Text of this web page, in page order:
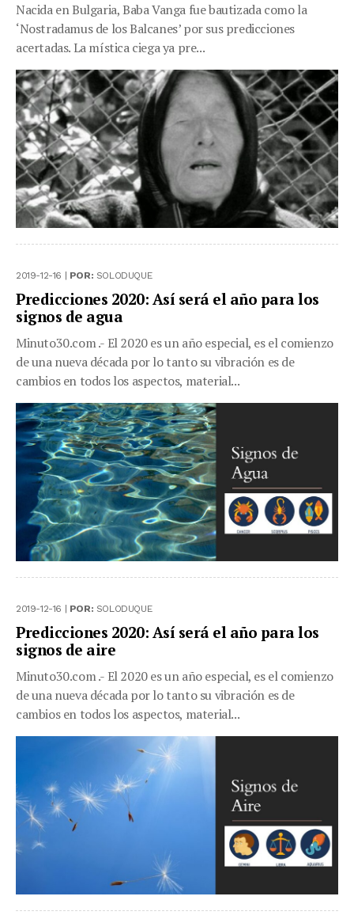
Nacida en Bulgaria, Baba Vanga fue bautizada como la
‘Nostradamus de los Balcanes’ por sus predicciones
acertadas. La mística ciega ya pre...
2019-12-16 | POR: SOLODUQUE
Predicciones 2020: Así será el año para los
signos de agua
Minuto30.com .- El 2020 es un año especial, es el comienzo
de una nueva década por lo tanto su vibración es de
cambios en todos los aspectos, material...
2019-12-16 | POR: SOLODUQUE
Predicciones 2020: Así será el año para los
signos de aire
Minuto30.com .- El 2020 es un año especial, es el comienzo
de una nueva década por lo tanto su vibración es de
cambios en todos los aspectos, material...